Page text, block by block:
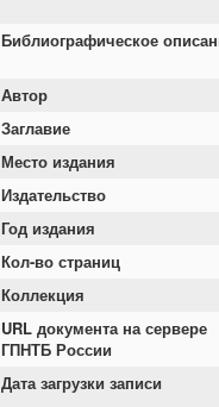
Библиографическое
Автор
Заглавие
Место издания
Издательство
Год издания
Кол-во страниц
Коллекция
URL документа на сервере
ГПНТБ России
Дата загрузки записи